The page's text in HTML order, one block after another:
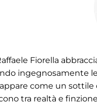
Fiorella
ingegnosamente
come un
tra realtà e